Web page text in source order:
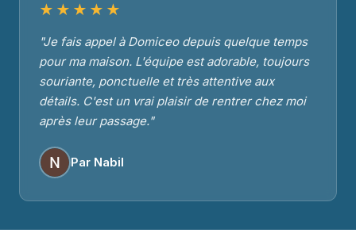
★★★★★
"Je fais appel à Domiceo depuis quelque temps
pour ma maison. L'équipe est adorable, toujours
souriante, ponctuelle et très attentive aux
détails. C'est un vrai plaisir de rentrer chez moi
après leur passage."
Par Nabil